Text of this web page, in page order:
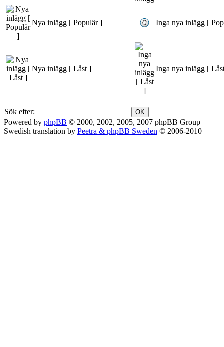
Nya inlägg [ Populär ] Inga nya inlägg [
Nya inlägg [ Låst ] Inga nya inlägg [
Sök efter:
Powered by phpBB © 2000, 2002, 2005, 2007 phpBB Group
Swedish translation by Peetra & phpBB Sweden © 2006-2010